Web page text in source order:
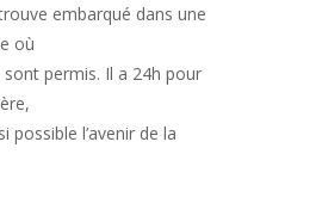
embarqué dans une
où
permis. Il a 24h pour
possible l’avenir de la